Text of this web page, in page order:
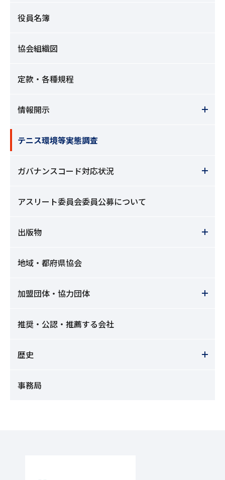
役員名簿
協会組織図
定款・各種規程
情報開示
テニス環境等実態調査
ガバナンスコード対応状況
アスリート委員会委員公募について
出版物
地域・都府県協会
加盟団体・協力団体
推奨・公認・推薦する会社
歴史
事務局